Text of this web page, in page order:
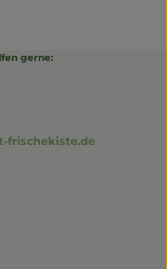
gerne:
frischekiste.de